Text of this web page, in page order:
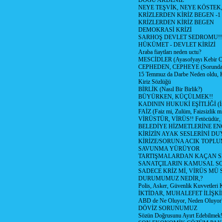
NEYE TEŞVİK, NEYE
KRİZLERDEN KİRİZ BEGEN -1
KRİZLERDEN KİRİZ BEGEN
DEMOKRASİ KRİZİ
SARHOŞ DEVLET SEDROMU!!
HÜKÜMET - DEVLET KİRİZİ
Araba fiaytları neden uctu?
MESCİDLER (Ayasofyayı Kebir
CEPHEDEN, CEPHEYE
15 Temmuz da Darbe Neden oldu,
Kiriz Sözlüğü
BİRLİK (Nasıl Bir Birlik?)
BÜYÜRKEN, KÜÇÜLMEK!!
KADININ HUKUKİ EŞİTLİĞİ
FAİZ (Faiz mi, Zulüm, Faizsizlik
VİRÜSTÜR, VİRÜS!! Fetöcüdür,
BELEDİYE HİZMETLERİNE
KİRİZİN AYAK SESLERİNİ
KİRİZE/SORUNA ACIK
SAVUNMA YÜRÜYOR
TARTIŞMALARDAN KAÇAN
SANATÇILARIN KAMUSAL
SADECE KRİZ Mİ, VİRÜS MÜ
DURUMUMUZ NEDİR,?
Polis, Asker, Güvenlik Kuvvetleri
İKTİDAR, MUHALEFET
ABD de Ne Oluyor, Neden
DÖVİZ SORUNUMUZ
Sözün Doğrusunu Ayırt Edebilmek!